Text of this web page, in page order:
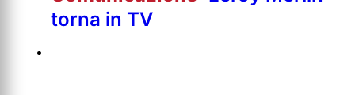
torna in TV